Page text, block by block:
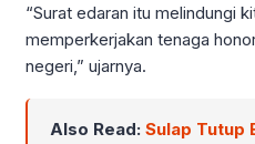
“Surat edaran itu melindungi
memperkerjakan tenaga
negeri,” ujarnya.
Also Read: Sulap Tutup